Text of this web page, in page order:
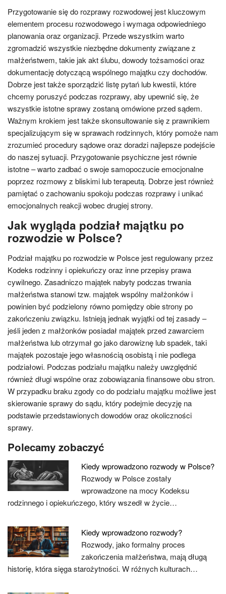
Przygotowanie się do rozprawy rozwodowej jest kluczowym
elementem procesu rozwodowego i wymaga odpowiedniego
planowania oraz organizacji. Przede wszystkim warto
zgromadzić wszystkie niezbędne dokumenty związane z
małżeństwem, takie jak akt ślubu, dowody tożsamości oraz
dokumentację dotyczącą wspólnego majątku czy dochodów.
Dobrze jest także sporządzić listę pytań lub kwestii, które
chcemy poruszyć podczas rozprawy, aby upewnić się, że
wszystkie istotne sprawy zostaną omówione przed sądem.
Ważnym krokiem jest także skonsultowanie się z prawnikiem
specjalizującym się w sprawach rodzinnych, który pomoże nam
zrozumieć procedury sądowe oraz doradzi najlepsze podejście
do naszej sytuacji. Przygotowanie psychiczne jest równie
istotne – warto zadbać o swoje samopoczucie emocjonalne
poprzez rozmowy z bliskimi lub terapeutą. Dobrze jest również
pamiętać o zachowaniu spokoju podczas rozprawy i unikać
emocjonalnych reakcji wobec drugiej strony.
Jak wygląda podział majątku po
rozwodzie w Polsce?
Podział majątku po rozwodzie w Polsce jest regulowany przez
Kodeks rodzinny i opiekuńczy oraz inne przepisy prawa
cywilnego. Zasadniczo majątek nabyty podczas trwania
małżeństwa stanowi tzw. majątek wspólny małżonków i
powinien być podzielony równo pomiędzy obie strony po
zakończeniu związku. Istnieją jednak wyjątki od tej zasady –
jeśli jeden z małżonków posiadał majątek przed zawarciem
małżeństwa lub otrzymał go jako darowiznę lub spadek, taki
majątek pozostaje jego własnością osobistą i nie podlega
podziałowi. Podczas podziału majątku należy uwzględnić
również długi wspólne oraz zobowiązania finansowe obu stron.
W przypadku braku zgody co do podziału majątku możliwe jest
skierowanie sprawy do sądu, który podejmie decyzję na
podstawie przedstawionych dowodów oraz okoliczności
sprawy.
Polecamy zobaczyć
Kiedy wprowadzono rozwody w Polsce?
Rozwody w Polsce zostały
wprowadzone na mocy Kodeksu
rodzinnego i opiekuńczego, który wszedł w życie…
Kiedy wprowadzono rozwody?
Rozwody, jako formalny proces
zakończenia małżeństwa, mają długą
historię, która sięga starożytności. W różnych kulturach…